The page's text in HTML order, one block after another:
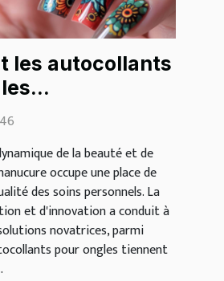
les autocollants
la
moderne
de la beauté et de
occupe une place de
des soins personnels. La
et d'innovation a conduit à
novatrices, parmi
pour ongles tiennent